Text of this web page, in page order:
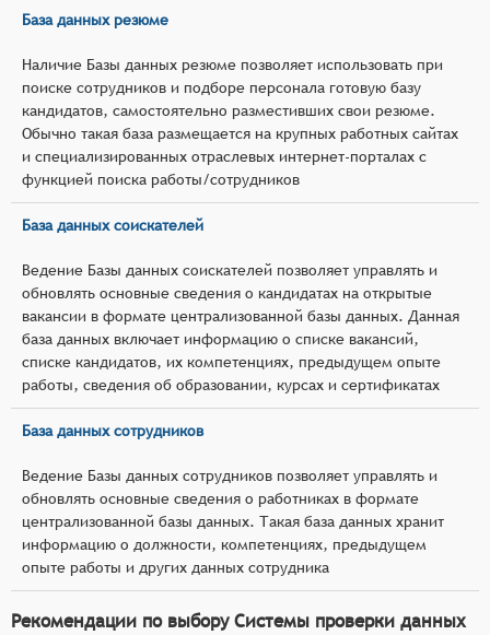
База данных резюме
Наличие Базы данных резюме позволяет использовать при
поиске сотрудников и подборе персонала готовую базу
кандидатов, самостоятельно разместивших свои резюме.
Обычно такая база размещается на крупных работных сайтах
и специализированных отраслевых интернет-порталах с
функцией поиска работы/сотрудников
База данных соискателей
Ведение Базы данных соискателей позволяет управлять и
обновлять основные сведения о кандидатах на открытые
вакансии в формате централизованной базы данных. Данная
база данных включает информацию о списке вакансий,
списке кандидатов, их компетенциях, предыдущем опыте
работы, сведения об образовании, курсах и сертификатах
База данных сотрудников
Ведение Базы данных сотрудников позволяет управлять и
обновлять основные сведения о работниках в формате
централизованной базы данных. Такая база данных хранит
информацию о должности, компетенциях, предыдущем
опыте работы и других данных сотрудника
Рекомендации по выбору Системы проверки данных